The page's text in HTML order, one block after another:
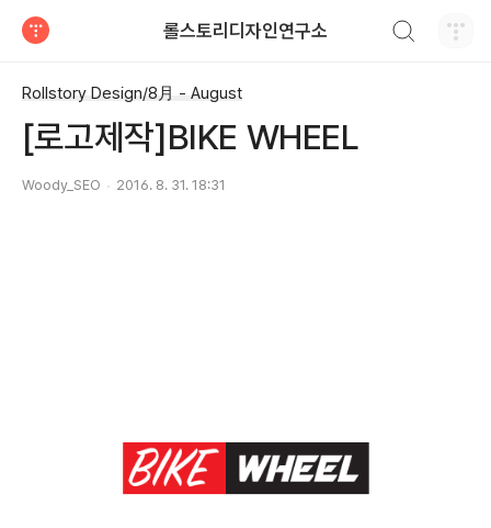
롤스토리디자인연구소
Rollstory Design/8月 - August
[로고제작]BIKE WHEEL
Woody_SEO 2016. 8. 31. 18:31